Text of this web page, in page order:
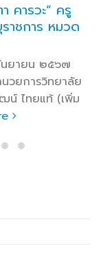
คารวะ” ครู
าชการ หมวด
ยายน ๒๕๖๗
วยการวิทยาลัย
น์ ไทยแท้ (เพิ่ม